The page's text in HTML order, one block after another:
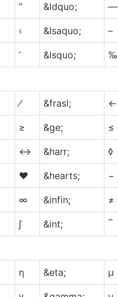
“ &ldquo; —
‹ &lsaquo; –
‘ &lsquo; ‰
⁄ &frasl; ←
≥ &ge; ≤
↔ &harr; ◊
♥ &hearts; −
∞ &infin; ≠
∫ &int; ‾
η &eta; μ